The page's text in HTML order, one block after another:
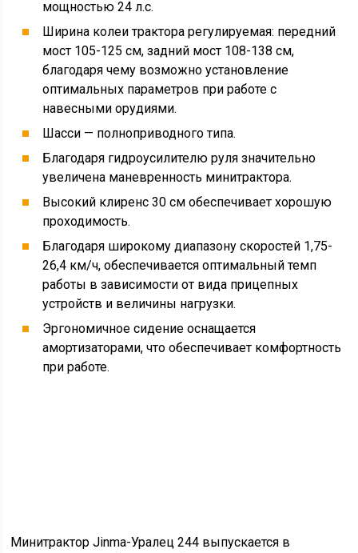
мощностью 24 л.с.
Ширина колеи трактора регулируемая: передний
мост 105-125 см, задний мост 108-138 см,
благодаря чему возможно установление
оптимальных параметров при работе с
навесными орудиями.
Шасси — полноприводного типа.
Благодаря гидроусилителю руля значительно
увеличена маневренность минитрактора.
Высокий клиренс 30 см обеспечивает хорошую
проходимость.
Благодаря широкому диапазону скоростей 1,75-
26,4 км/ч, обеспечивается оптимальный темп
работы в зависимости от вида прицепных
устройств и величины нагрузки.
Эргономичное сидение оснащается
амортизаторами, что обеспечивает комфортность
при работе.
Минитрактор Jinma-Уралец 244 выпускается в